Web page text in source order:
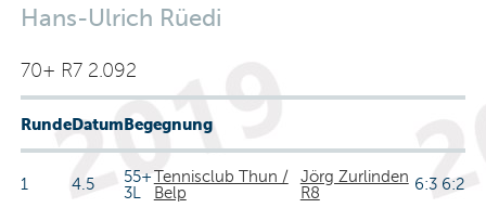
Hans-Ulrich Rüedi
70+ R7 2.092
RundeDatumBegegnung
1 4.5
55+
3L
Tennisclub Thun /
Belp
Jörg Zurlinden
R8
6:3 6:2